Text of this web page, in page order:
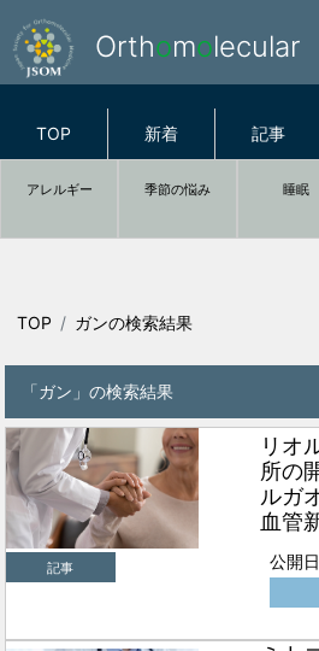
Orthomolecular
TOP 新着 記事
アレルギー 季節の悩み 睡眠
TOP ガンの検索結果
「ガン」の検索結果
リオ
所の
ルガ
血管
記事 公開